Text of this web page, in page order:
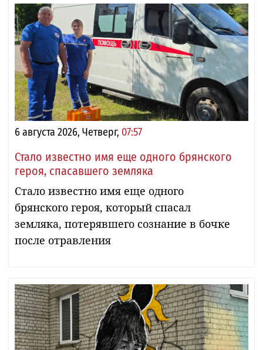
6 августа 2026, Четверг, 07:57
Стало известно имя еще одного брянского
героя, спасавшего земляка
Стало известно имя еще одного
брянского героя, который спасал
земляка, потерявшего сознание в бочке
после отравления